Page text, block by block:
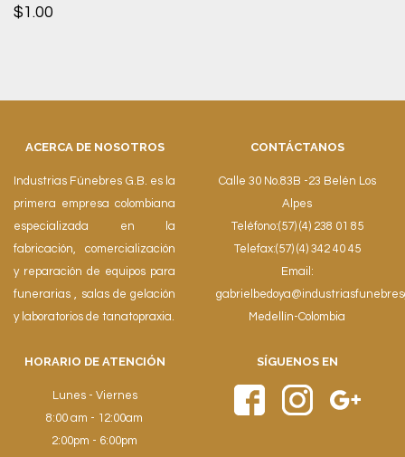
$1.00
ACERCA DE NOSOTROS
Industrias Fúnebres G.B. es la
primera empresa colombiana
especializada en la
fabricación, comercialización
y reparación de equipos para
funerarias , salas de gelación
y laboratorios de tanatopraxia.
CONTÁCTANOS
Calle 30 No.83B -23 Belén Los
Alpes
Teléfono:(57) (4) 238 01 85
Telefax:(57) (4) 342 40 45
Email:
Medellín-Colombia
HORARIO DE ATENCIÓN
Lunes - Viernes
8:00 am - 12:00am
2:00pm - 6:00pm
SÍGUENOS EN